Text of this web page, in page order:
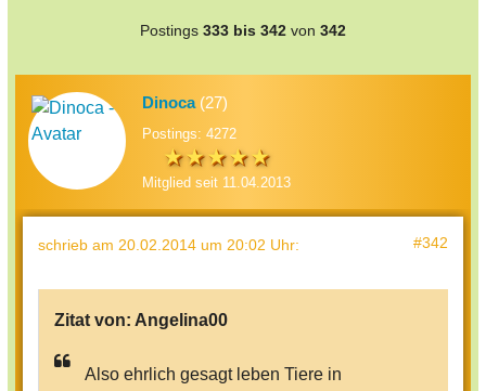
Postings 333 bis 342 von 342
Dinoca(27)
Postings: 4272
Mitglied seit 11.04.2013
schrieb am 20.02.2014 um 20:02 Uhr: #342
Zitat von: Angelina00
Also ehrlich gesagt leben Tiere in